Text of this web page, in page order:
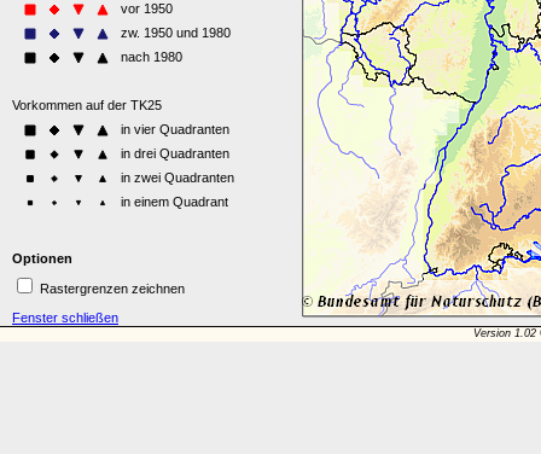
Optionen
Rastergrenzen zeichnen
Fenster schließen
Version